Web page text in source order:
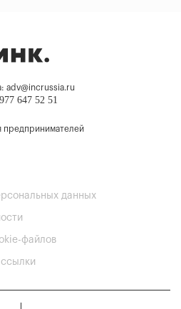
adv@incrussia.ru
647 52 51
предпринимателей
данных
файлов